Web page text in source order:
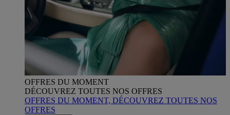
OFFRES DU MOMENT
DÉCOUVREZ TOUTES NOS OFFRES
OFFRES DU MOMENT, DÉCOUVREZ TOUTES NOS
OFFRES